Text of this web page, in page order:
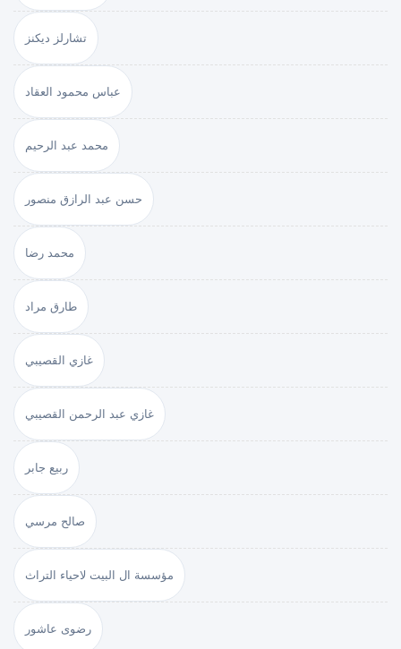
تشارلز ديكنز
عباس محمود العقاد
محمد عبد الرحيم
حسن عبد الرازق منصور
محمد رضا
طارق مراد
غازي القصيبي
غازي عبد الرحمن القصيبي
ربيع جابر
صالح مرسي
مؤسسة ال البيت لاحياء التراث
رضوى عاشور